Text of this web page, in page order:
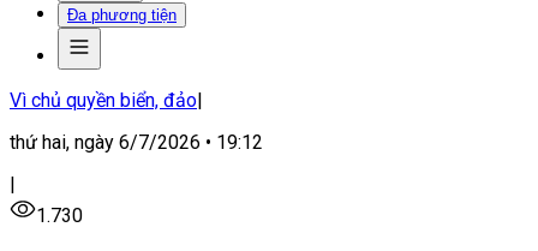
Đa phương tiện
Vì chủ quyền biển, đảo|
thứ hai, ngày 6/7/2026 • 19:12
|
1.730